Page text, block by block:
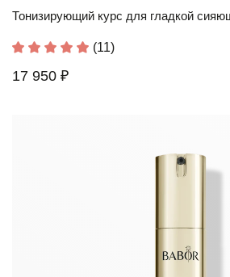
Тонизирующий курс для гладкой
(11)
17 950 ₽